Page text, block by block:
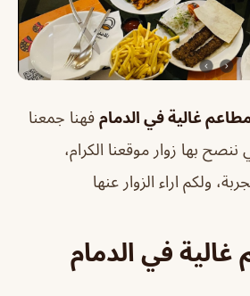
غالية في الدمام فهنا جمعنا
بها زوار موقعنا الكرام،
ولكم اراء الزوار عنها
في الدمام